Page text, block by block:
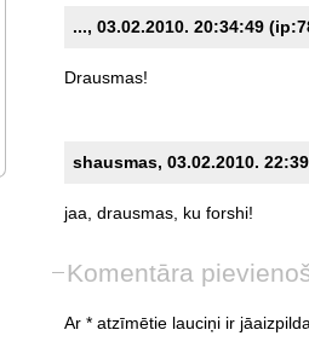
..., 03.02.2010. 20:34:49
Drausmas!
shausmas, 03.02.2010.
jaa, drausmas, ku forshi!
Komentāra
Ar * atzīmētie lauciņi ir